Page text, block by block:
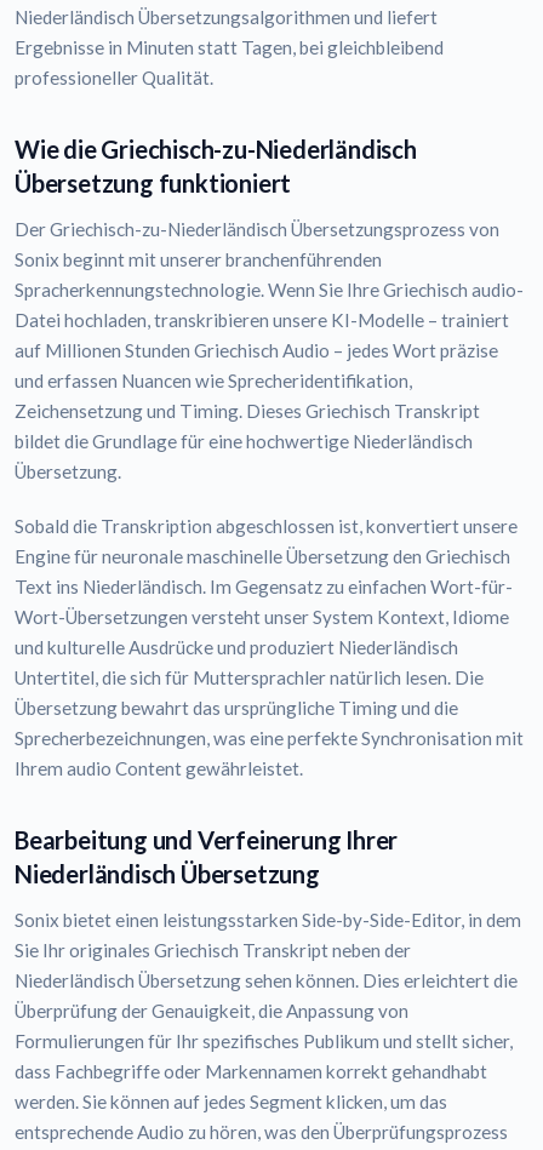
Niederländisch Übersetzungsalgorithmen und liefert
Ergebnisse in Minuten statt Tagen, bei gleichbleibend
professioneller Qualität.
Wie die Griechisch-zu-Niederländisch
Übersetzung funktioniert
Der Griechisch-zu-Niederländisch Übersetzungsprozess von
Sonix beginnt mit unserer branchenführenden
Spracherkennungstechnologie. Wenn Sie Ihre Griechisch audio-
Datei hochladen, transkribieren unsere KI-Modelle – trainiert
auf Millionen Stunden Griechisch Audio – jedes Wort präzise
und erfassen Nuancen wie Sprecheridentifikation,
Zeichensetzung und Timing. Dieses Griechisch Transkript
bildet die Grundlage für eine hochwertige Niederländisch
Übersetzung.
Sobald die Transkription abgeschlossen ist, konvertiert unsere
Engine für neuronale maschinelle Übersetzung den Griechisch
Text ins Niederländisch. Im Gegensatz zu einfachen Wort-für-
Wort-Übersetzungen versteht unser System Kontext, Idiome
und kulturelle Ausdrücke und produziert Niederländisch
Untertitel, die sich für Muttersprachler natürlich lesen. Die
Übersetzung bewahrt das ursprüngliche Timing und die
Sprecherbezeichnungen, was eine perfekte Synchronisation mit
Ihrem audio Content gewährleistet.
Bearbeitung und Verfeinerung Ihrer
Niederländisch Übersetzung
Sonix bietet einen leistungsstarken Side-by-Side-Editor, in dem
Sie Ihr originales Griechisch Transkript neben der
Niederländisch Übersetzung sehen können. Dies erleichtert die
Überprüfung der Genauigkeit, die Anpassung von
Formulierungen für Ihr spezifisches Publikum und stellt sicher,
dass Fachbegriffe oder Markennamen korrekt gehandhabt
werden. Sie können auf jedes Segment klicken, um das
entsprechende Audio zu hören, was den Überprüfungsprozess